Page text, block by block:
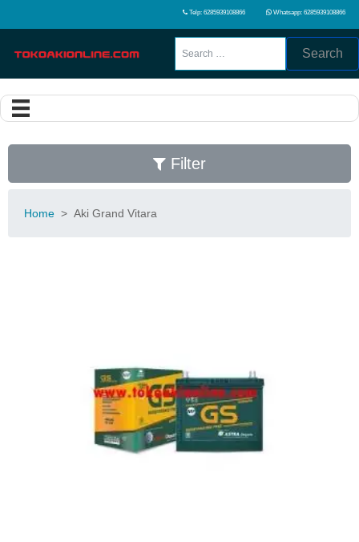
Telp: 6285939108866 Whatsapp: 6285939108866
Search
Filter
Home > Aki Grand Vitara